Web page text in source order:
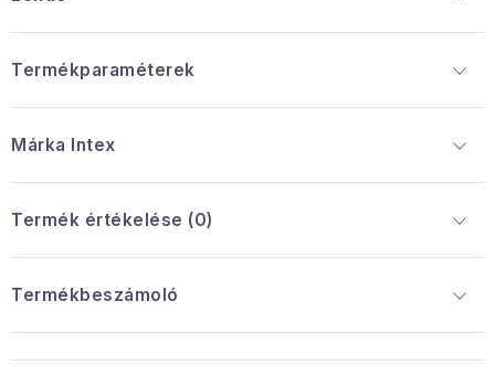
Termékparaméterek
Márka Intex
Termék értékelése (0)
Termékbeszámoló